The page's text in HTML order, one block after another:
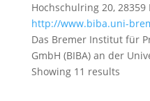
Hochschulring 20,
http://www.biba.uni-
Das Bremer Institut für
GmbH (BIBA) an der
Showing 11 results